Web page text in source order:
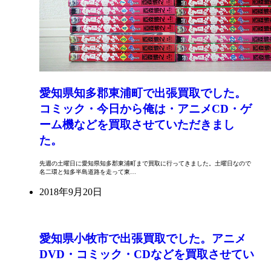
愛知県知多郡東浦町で出張買取でした。
コミック・今日から俺は・アニメCD・ゲ
ーム機などを買取させていただきまし
た。
先週の土曜日に愛知県知多郡東浦町まで買取に行ってきました。土曜日なので
名二環と知多半島道路を走って東…
2018年9月20日
愛知県小牧市で出張買取でした。アニメ
DVD・コミック・CDなどを買取させてい